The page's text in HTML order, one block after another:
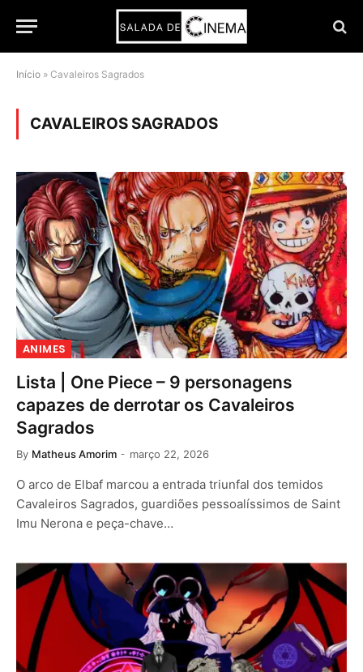
Início » Cavaleiros Sagrados
CAVALEIROS SAGRADOS
ANIMES
Lista | One Piece – 9 personagens
capazes de derrotar os Cavaleiros
Sagrados
By Matheus Amorim março 22, 2026
O arco de Elbaf marcou a entrada triunfal dos temidos
Cavaleiros Sagrados, guardiões pessoalíssimos de Saint
Imu Nerona e peça-chave…